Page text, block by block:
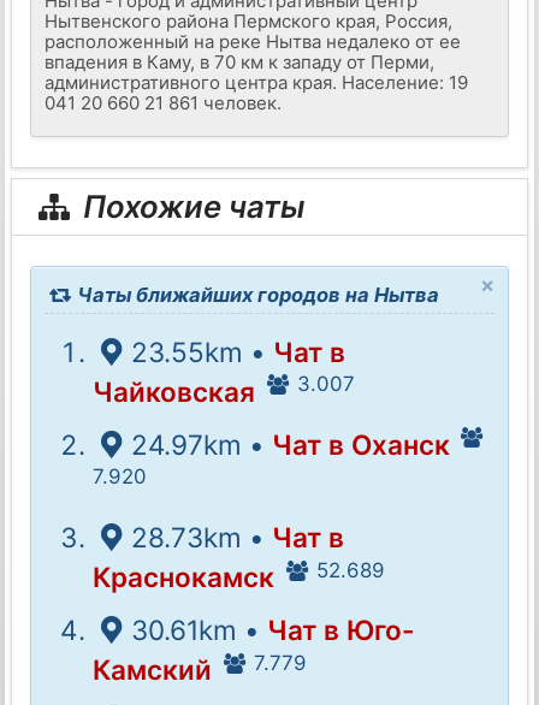
Нытвенского района Пермского края, Россия,
расположенный на реке Нытва недалеко от ее
впадения в Каму, в 70 км к западу от Перми,
административного центра края. Население: 19
041 20 660 21 861 человек.
Похожие чаты
×
Чаты ближайших городов на Нытва
23.55km • Чат в
Чайковская
3.007
24.97km • Чат в Оханск
7.920
28.73km • Чат в
Краснокамск
52.689
30.61km • Чат в Юго-
Камский
7.779